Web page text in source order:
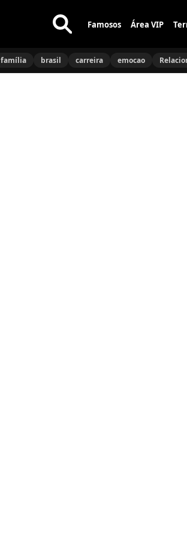
Buscar
no
Famosos Área VIP
família brasil carreira emocao